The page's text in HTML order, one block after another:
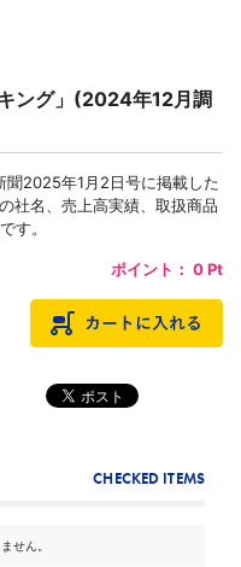
ング」(2024年12月調
2025年1月2日号に掲載した
社名、売上高実績、取扱商品
す。
ポイント： 0Pt
CHECKED ITEMS
せん。